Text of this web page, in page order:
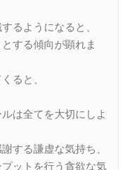
るようになると、
する傾向が顕れま
ると、
は全てを大切にしよ
する謙虚な気持ち、
ットを行う貪欲な気